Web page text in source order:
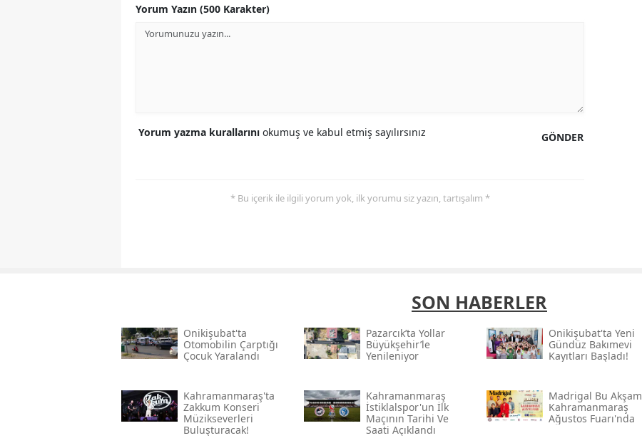
Yorum Yazın (500 Karakter)
GÖNDER
Yorum yazma kurallarını okumuş ve kabul etmiş sayılırsınız
* Bu içerik ile ilgili yorum yok, ilk yorumu siz yazın, tartışalım *
SON HABERLER
Onikişubat'ta
Otomobilin Çarptığı
Çocuk Yaralandı
Pazarcık’ta Yollar
Büyükşehir’le
Yenileniyor
Onikişubat'ta Yeni
Gündüz Bakımevi
Kayıtları Başladı!
Kahramanmaraş'ta
Zakkum Konseri
Müzikseverleri
Buluşturacak!
Kahramanmaraş
İstiklalspor'un İlk
Maçının Tarihi Ve
Saati Açıklandı
Madrigal Bu Akşam
Kahramanmaraş
Ağustos Fuarı'nda